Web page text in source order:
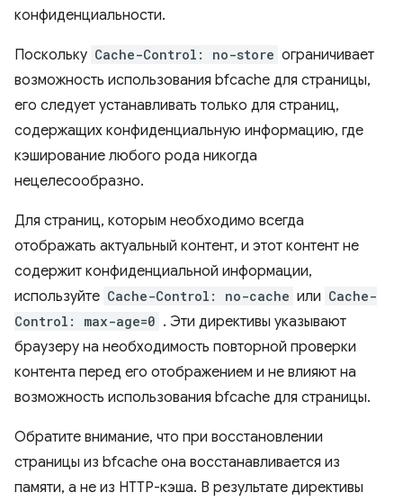
конфиденциальности.
Поскольку Cache-Control: no-store ограничивает
возможность использования bfcache для страницы,
его следует устанавливать только для страниц,
содержащих конфиденциальную информацию, где
кэширование любого рода никогда
нецелесообразно.
Для страниц, которым необходимо всегда
отображать актуальный контент, и этот контент не
содержит конфиденциальной информации,
используйте Cache-Control: no-cache или Cache-
Control: max-age=0 . Эти директивы указывают
браузеру на необходимость повторной проверки
контента перед его отображением и не влияют на
возможность использования bfcache для страницы.
Обратите внимание, что при восстановлении
страницы из bfcache она восстанавливается из
памяти, а не из HTTP-кэша. В результате директивы